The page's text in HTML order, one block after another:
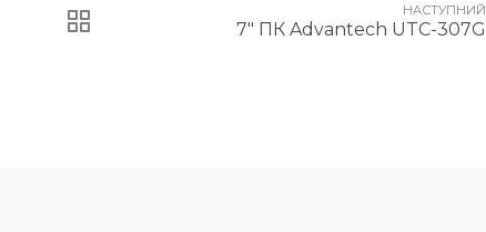
НАСТУПНИЙ
7" ПК Advantech UTC-307G